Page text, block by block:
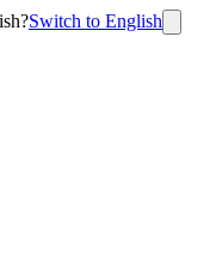
Switch to English